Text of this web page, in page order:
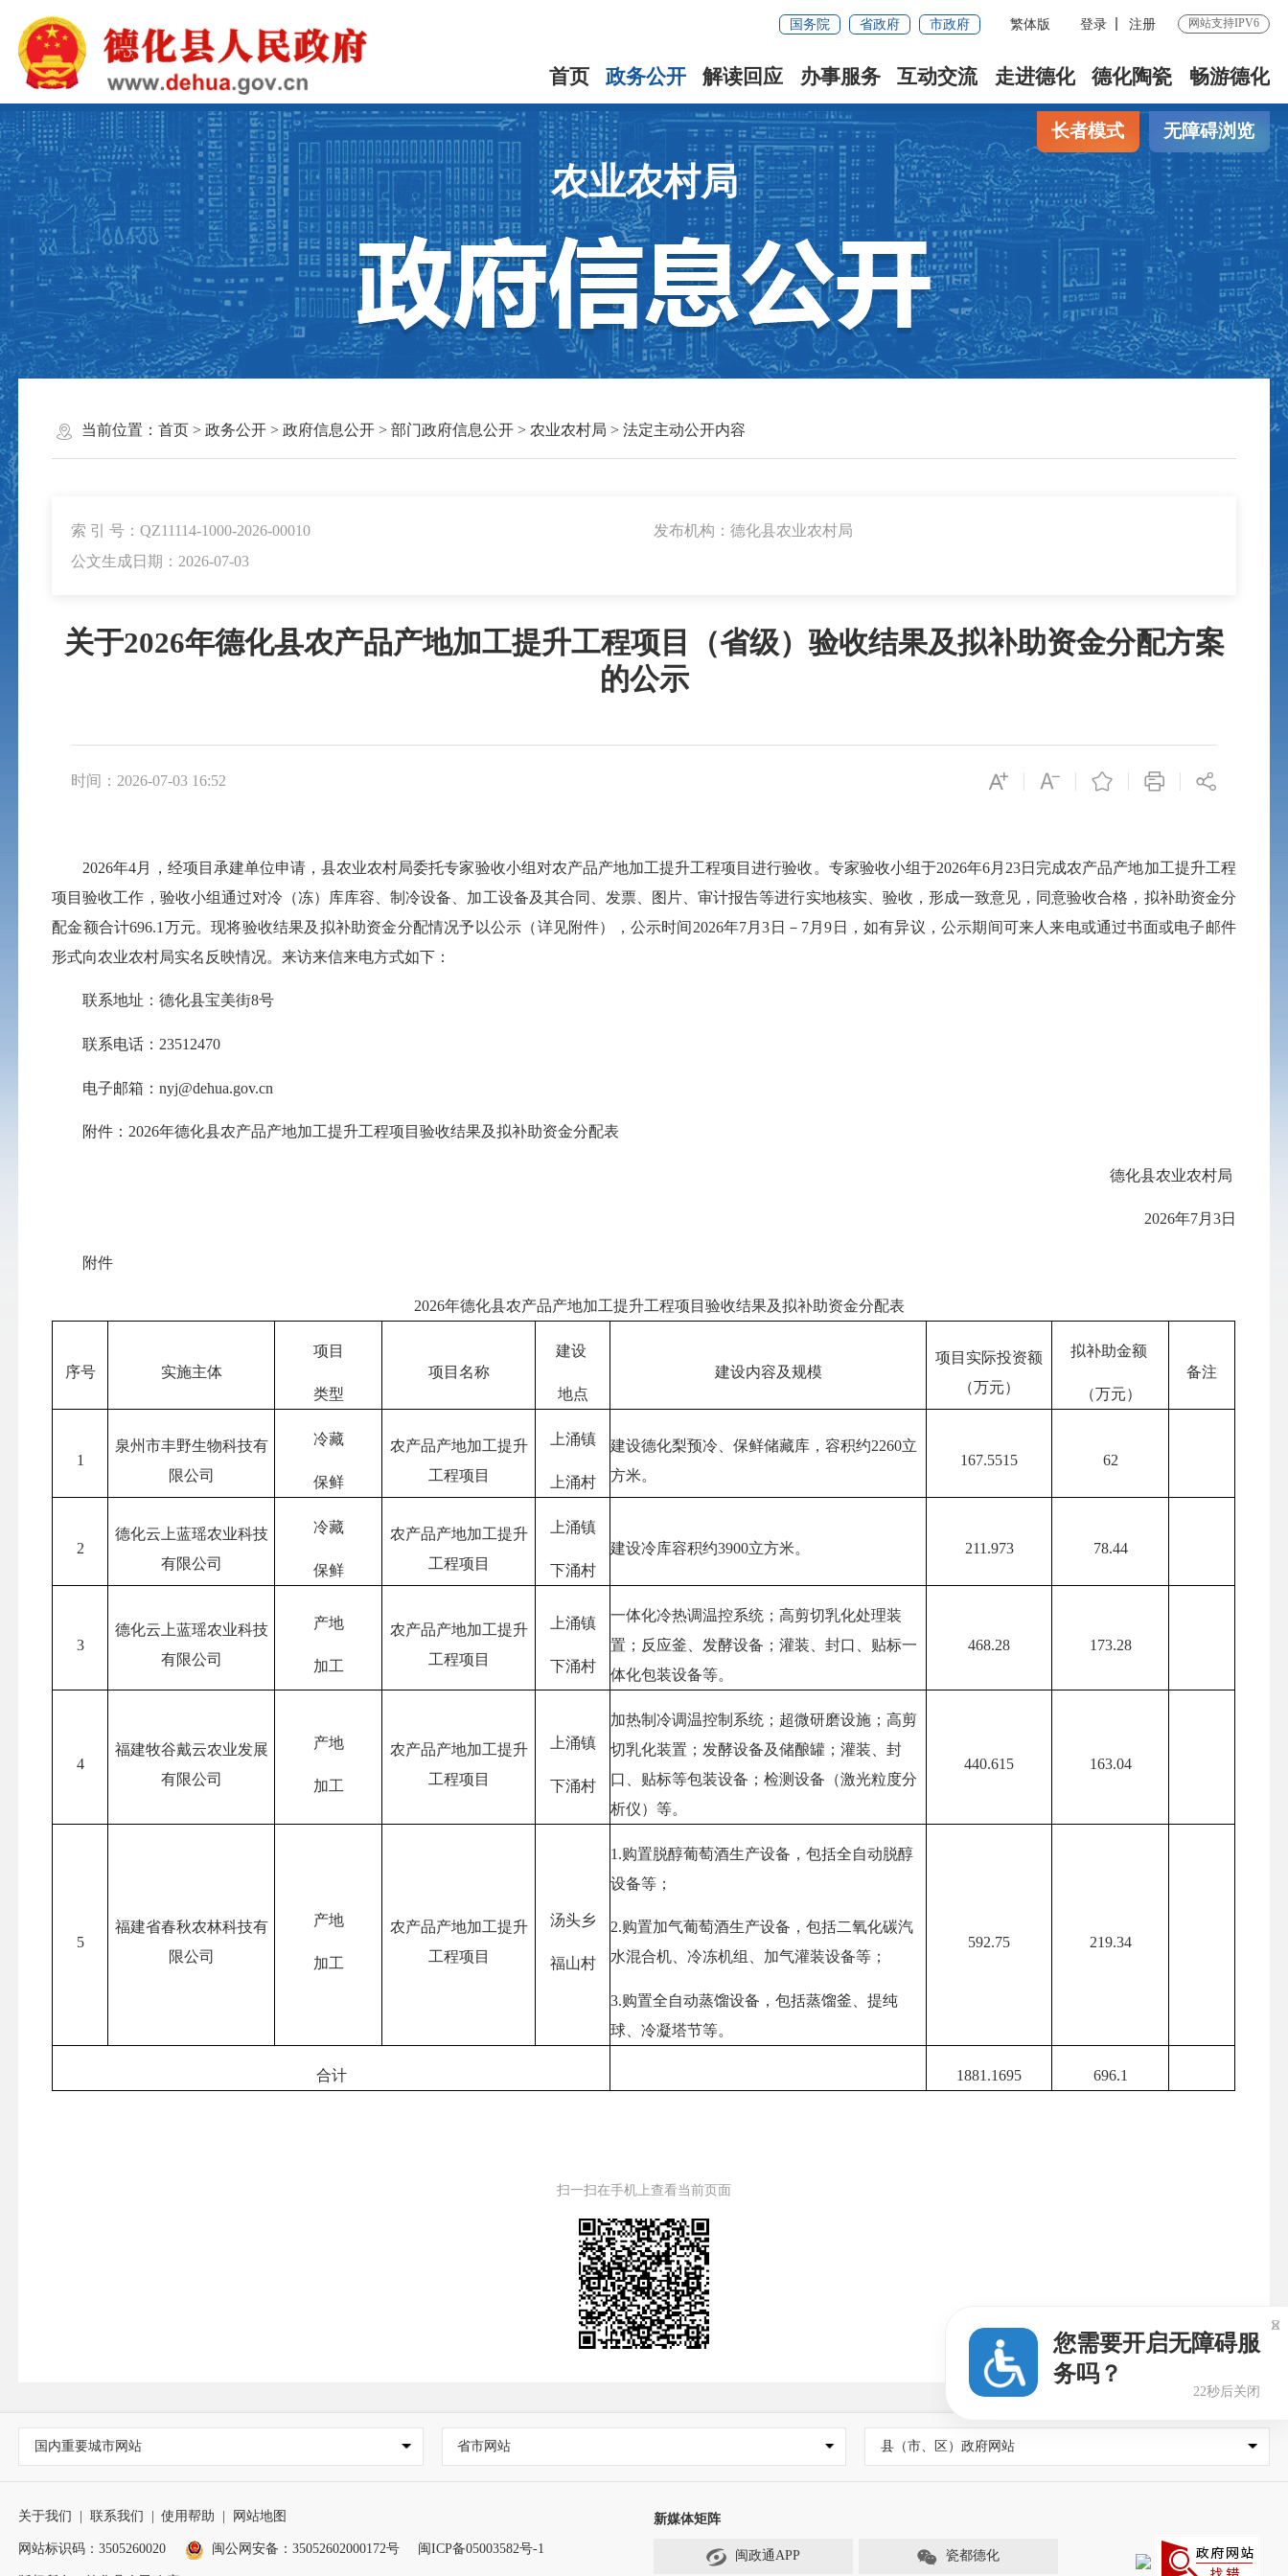
国务院 省政府 市政府 繁体版 登录 注册 网站支持IPV6
首页 政务公开 解读回应 办事服务 互动交流 走进德化 德化陶瓷 畅游德化
长者模式 无障碍浏览
农业农村局
当前位置： 首页> 政务公开> 政府信息公开> 部门政府信息公开> 农业农村局 > 法定主动公开内容
索 引 号：QZ11114-1000-2026-00010
发布机构：德化县农业农村局
公文生成日期：2026-07-03
关于2026年德化县农产品产地加工提升工程项目（省级）验收结果及拟补助资金分配方案
的公示
时间：2026-07-03 16:52
2026年4月，经项目承建单位申请，县农业农村局委托专家验收小组对农产品产地加工提升工程项目进行验收。专家验收小组于2026年6月23日完成农产品产地加工提升工程
项目验收工作，验收小组通过对冷（冻）库库容、制冷设备、加工设备及其合同、发票、图片、审计报告等进行实地核实、验收，形成一致意见，同意验收合格，拟补助资金分
配金额合计696.1万元。现将验收结果及拟补助资金分配情况予以公示（详见附件），公示时间2026年7月3日－7月9日，如有异议，公示期间可来人来电或通过书面或电子邮件
形式向农业农村局实名反映情况。来访来信来电方式如下：
联系地址：德化县宝美街8号
联系电话： 23512470
电子邮箱：nyj@dehua.gov.cn
附件：2026年德化县农产品产地加工提升工程项目验收结果及拟补助资金分配表
德化县农业农村局
2026年7月3日
附件
2026年德化县农产品产地加工提升工程项目验收结果及拟补助资金分配表
序号 实施主体
项目
类型
项目名称
建设
地点
建设内容及规模
项目实际投资额
（万元）
拟补助金额
（万元）
备注
1
泉州市丰野生物科技有
限公司
冷藏
保鲜
农产品产地加工提升
工程项目
上涌镇
上涌村
建设德化梨预冷、保鲜储藏库，容积约2260立
方米。
167.5515 62
2
德化云上蓝瑶农业科技
有限公司
冷藏
保鲜
农产品产地加工提升
工程项目
上涌镇
下涌村
建设冷库容积约3900立方米。 211.973 78.44
3
德化云上蓝瑶农业科技
有限公司
产地
加工
农产品产地加工提升
工程项目
上涌镇
下涌村
一体化冷热调温控系统；高剪切乳化处理装
置；反应釜、发酵设备；灌装、封口、贴标一
体化包装设备等。
468.28 173.28
4
福建牧谷戴云农业发展
有限公司
产地
加工
农产品产地加工提升
工程项目
上涌镇
下涌村
加热制冷调温控制系统；超微研磨设施；高剪
切乳化装置；发酵设备及储酿罐；灌装、封
口、贴标等包装设备；检测设备（激光粒度分
析仪）等。
440.615 163.04
5
福建省春秋农林科技有
限公司
产地
加工
农产品产地加工提升
工程项目
汤头乡
福山村
1.购置脱醇葡萄酒生产设备，包括全自动脱醇
设备等；
2.购置加气葡萄酒生产设备，包括二氧化碳汽
水混合机、冷冻机组、加气灌装设备等；
3.购置全自动蒸馏设备，包括蒸馏釜、提纯
球、冷凝塔节等。
592.75 219.34
合计 1881.1695 696.1
扫一扫在手机上查看当前页面
国内重要城市网站 省市网站 县（市、区）政府网站
关于我们 联系我们 使用帮助 网站地图
网站标识码：3505260020 闽公网安备：35052602000172号 闽ICP备05003582号-1
新媒体矩阵
闽政通APP 瓷都德化
您需要开启无障碍服
务吗？
21秒后关闭
